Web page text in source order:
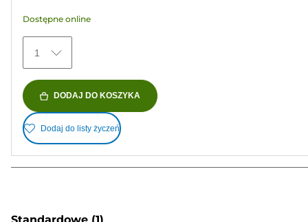
Dostępne online
1
DODAJ DO KOSZYKA
Dodaj do listy życzeń
Standardowe (1)